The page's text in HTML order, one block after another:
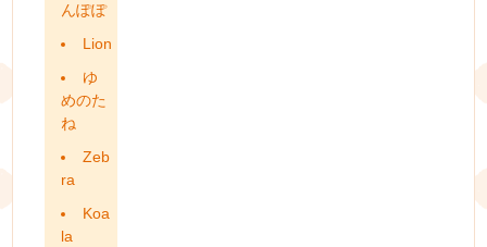
んぽぽ
Lion
ゆ
めのた
ね
Zeb
ra
Koa
la